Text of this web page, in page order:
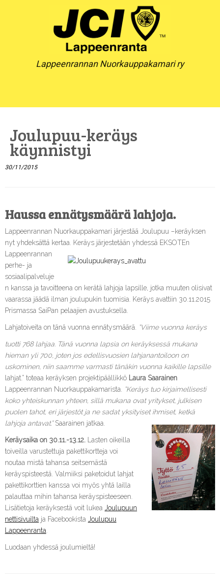
Lappeenrannan Nuorkauppakamari ry
Joulupuu-keräys
käynnistyi
30/11/2015
Haussa ennätysmäärä lahjoja.
Lappeenrannan Nuorkauppakamari järjestää Joulupuu –keräyksen
nyt yhdeksättä kertaa. Keräys järjestetään yhdessä EKSOTEn
Lappeenrannan
perhe- ja
sosiaalipalveluje
n kanssa ja tavoitteena on kerätä lahjoja lapsille, jotka muuten olisivat
vaarassa jäädä ilman joulupukin tuomisia. Keräys avattiin 30.11.2015
Prismassa SaiPan pelaajien avustuksella.
Lahjatoiveita on tänä vuonna ennätysmäärä. ”Viime vuonna keräys
tuotti 768 lahjaa. Tänä vuonna lapsia on keräyksessä mukana
hieman yli 700, joten jos edellisvuosien lahjanantoiloon on
uskominen, niin saamme varmasti tänäkin vuonna kaikille lapsille
lahjat.” toteaa keräyksen projektipäällikkö Laura Saarainen
Lappeenrannan Nuorkauppakamarista.
”Keräys tuo kirjaimellisesti
koko yhteiskunnan yhteen, sillä mukana ovat yritykset, julkisen
puolen tahot, eri järjestöt ja ne sadat yksityiset ihmiset, ketkä
lahjoja antavat.”Saarainen jatkaa.
Keräysaika on 30.11.-13.12. Lasten oikeilla
toiveilla varustettuja pakettikortteja voi
noutaa mistä tahansa seitsemästä
keräyspisteestä. Valmiiksi paketoidut lahjat
pakettikorttien kanssa voi myös yhtä lailla
palauttaa mihin tahansa keräyspisteeseen.
Lisätietoja keräyksestä voit lukea Joulupuun
nettisivuilta ja Facebookista Joulupuu
Lappeenranta
Luodaan yhdessä joulumieltä!